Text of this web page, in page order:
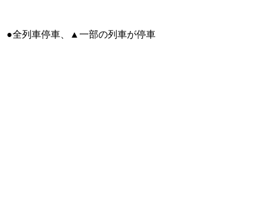
●全列車停車、▲一部の列車が停車